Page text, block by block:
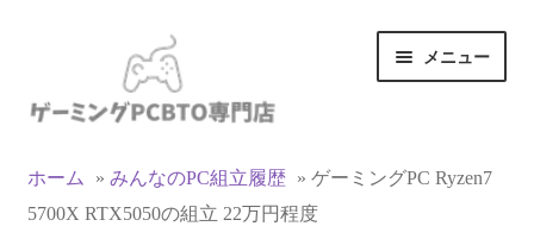
ゲ
ョ
ン
テ
へ
ス
メニュー
マイアカウント
ホーム » みんなのPC組立履歴 » ゲーミングPC Ryzen7
5700X RTX5050の組立 22万円程度